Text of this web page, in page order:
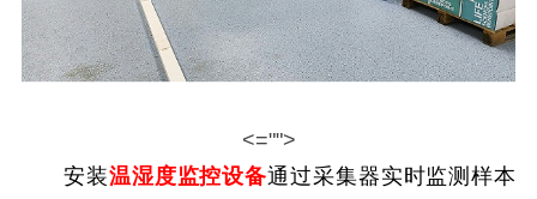
<="">
安装温湿度监控设备通过采集器实时监测样本